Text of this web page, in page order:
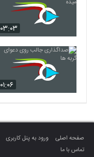
۰۳:۰۳
۰۱:۰۶
صفحه اصلی ورود به پنل کاربری
تماس با ما